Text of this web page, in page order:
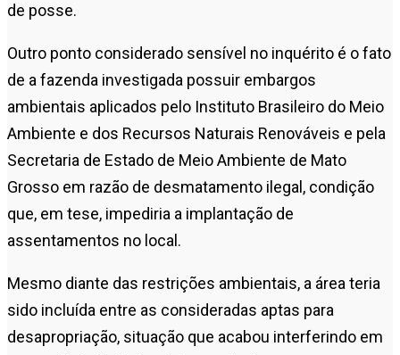
de posse.
Outro ponto considerado sensível no inquérito é o fato
de a fazenda investigada possuir embargos
ambientais aplicados pelo Instituto Brasileiro do Meio
Ambiente e dos Recursos Naturais Renováveis e pela
Secretaria de Estado de Meio Ambiente de Mato
Grosso em razão de desmatamento ilegal, condição
que, em tese, impediria a implantação de
assentamentos no local.
Mesmo diante das restrições ambientais, a área teria
sido incluída entre as consideradas aptas para
desapropriação, situação que acabou interferindo em